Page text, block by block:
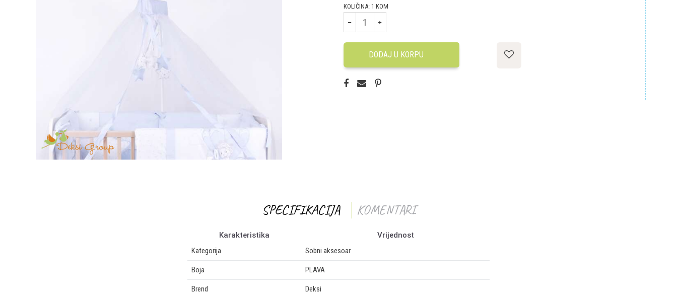
KOLIČINA: 1 KOM
DODAJ U KORPU
SPECIFIKACIJA KOMENTARI
Karakteristika
Vrijednost
Kategorija
Sobni aksesoar
Boja PLAVA
Brend Deksi